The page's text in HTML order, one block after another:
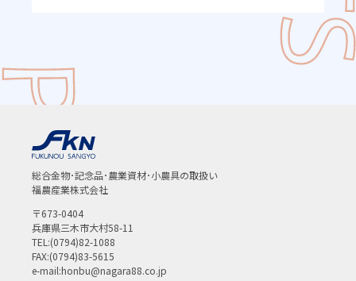
総合金物･記念品･農業資材･小農具の取扱い
福農産業株式会社
〒673-0404
兵庫県三木市大村58-11
TEL:(0794)82-1088
FAX:(0794)83-5615
e-mail:honbu@nagara88.co.jp